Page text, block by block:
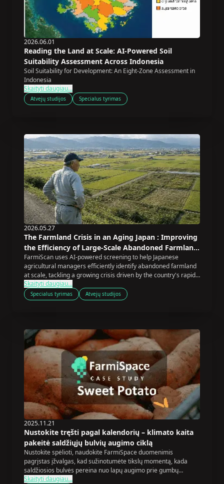
2026.06.01
Reading the Land at Scale: AI-Powered Soil
Suitability Assessment Across Indonesia
Soil Suitability for Development: An Eight-Zone Assessment in
Indonesia
Skaityti daugiau...
Atvejų studijos Specialus tyrimas
2026.05.27
The Farmland Crisis in an Aging Japan : Improving
the Efficiency of Large-Scale Abandoned Farmland
Screening
FarmiScan uses AI-powered screening to help Japanese
agricultural managers efficiently identify abandoned farmland
at scale, tackling a growing crisis driven by the country's rapidly
aging farming population.
Skaityti daugiau...
Specialus tyrimas Atvejų studijos
2025.11.21
Nustokite tręšti pagal kalendorių – klimato kaita
pakeitė saldžiųjų bulvių augimo ciklą
Nustokite spėlioti, naudokite FarmiSpace duomenimis
pagrįstas įžvalgas, kad sužinotumėte tikslų momentą, kada
saldžiosios bulvės pereina nuo lapų augimo prie gumbų
didėjimo, siekiant maksimalaus derliaus ir kokybės.
Skaityti daugiau...